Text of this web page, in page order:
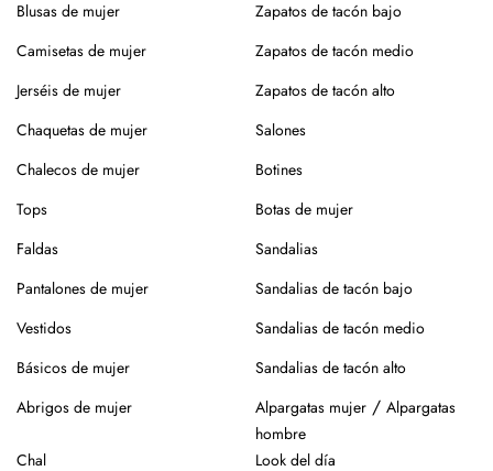
productos específicos para calzado de piel. Guarda en
lugar seco y con forma (relleno de papel o con horma),
roce, usa un cepillo suave en seco.
Siempre es mejor guardarlos en su caja o funda de tela,
para que se conserven como el primer día.
Si tienes alguna duda, puedes consultarnos.
Blusas de mujer
Camisetas de mujer
Jerséis de mujer
Chaquetas de mujer
Chalecos de mujer
Tops
Faldas
Pantalones de mujer
Vestidos
Básicos de mujer
Abrigos de mujer
Zapatos de tacón bajo
Zapatos de tacón medio
Zapatos de tacón alto
Salones
Botines
Botas de mujer
Sandalias
Sandalias de tacón bajo
Sandalias de tacón medio
Sandalias de tacón alto
Alpargatas mujer / Alpargatas
hombre
Chal
Look del día